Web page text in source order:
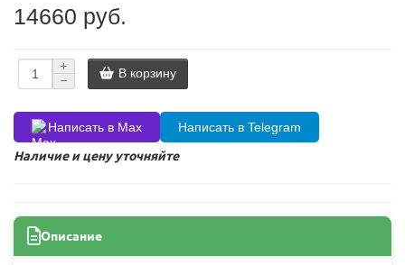
14660 руб.
В корзину
Написать в Max
Написать в Telegram
Наличие и цену уточняйте
Описание